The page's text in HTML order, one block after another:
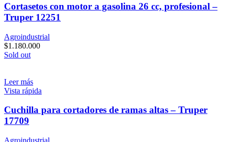
Cortasetos con motor a gasolina 26 cc, profesional –
Truper 12251
Agroindustrial
$1.180.000
Sold out
Leer más
Vista rápida
Cuchilla para cortadores de ramas altas – Truper
17709
Agroindustrial